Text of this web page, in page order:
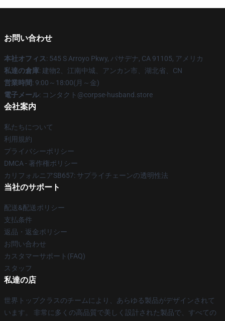
お問い合わせ
本社オフィス: 545 S Arroyo Pkwy, パサデナ, CA 91105, アメリカ
私達の倉庫: 建物2、江南中城、アンカン市、湖北省、CN
営業時間: 9:00～18:00(月～金)
電子メール: コンタクト@corpse-husband.store
会社案内
私たちについて
利用規約
プライバシーポリシー
DMCA - 著作権ポリシー
カリフォルニアSB657: サプライチェーンの透明性法
当社のサポート
配送&配送ポリシー
支払条件
返品・返金ポリシー
お問い合わせ
カスタマーサポート(FAQ)
スタッフ
私達の店
世界トップクラスのチームにより、あらゆる製品がデザインされて
います。 非常に多くの高品質で美しく設計された製品で、すべての